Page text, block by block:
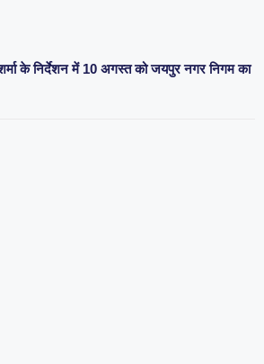
के निर्देशन में 10 अगस्त को जयपुर नगर निगम का